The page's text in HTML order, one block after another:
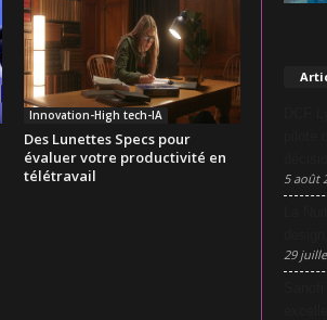
Innovation-High tech-IA
Des Lunettes Specs pour
évaluer votre productivité en
télétravail
5 août
29